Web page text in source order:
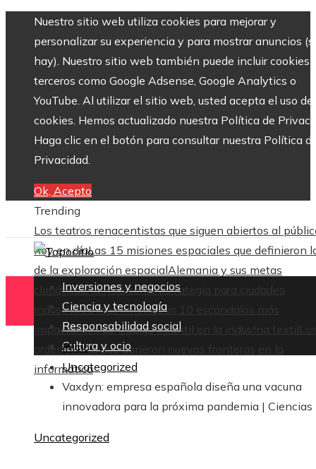
Nuestro sitio web utiliza cookies para mejorar y
personalizar su experiencia y para mostrar anuncios
hay). Nuestro sitio web también puede incluir cookies
terceros como Google Adsense, Google Analytics o
YouTube. Al utilizar el sitio web, usted acepta el uso de
cookies. Hemos actualizado nuestra Política de
Haga clic en el botón para consultar nuestra Política
Privacidad.
Ok, Acepto
Trending
Los teatros renacentistas que siguen abiertos al
hoy en díaLas 15 misiones espaciales que definieron
de la exploración espacialAlemania y sus metas
climáticas: la RSE como estrategia para ciudades
industriales más limpiasLos 10 escándalos más
impactantes de trabajo infantil en la industria textil
ordenadores que abrieron nuevas fronteras en la
informática
Inversiones y negocios
Ciencia y tecnología
Responsabilidad social
Cultura y ocio
Inicio
Uncategorized
Vaxdyn: empresa española diseña una vacuna
innovadora para la próxima pandemia | Ciencias
Uncategorized